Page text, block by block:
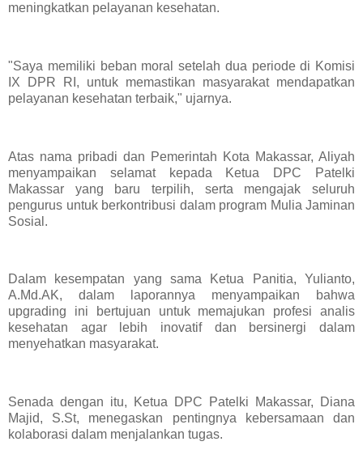
meningkatkan pelayanan kesehatan.
"Saya memiliki beban moral setelah dua periode di Komisi
IX DPR RI, untuk memastikan masyarakat mendapatkan
pelayanan kesehatan terbaik," ujarnya.
Atas nama pribadi dan Pemerintah Kota Makassar, Aliyah
menyampaikan selamat kepada Ketua DPC Patelki
Makassar yang baru terpilih, serta mengajak seluruh
pengurus untuk berkontribusi dalam program Mulia Jaminan
Sosial.
Dalam kesempatan yang sama Ketua Panitia, Yulianto,
A.Md.AK, dalam laporannya menyampaikan bahwa
upgrading ini bertujuan untuk memajukan profesi analis
kesehatan agar lebih inovatif dan bersinergi dalam
menyehatkan masyarakat.
Senada dengan itu, Ketua DPC Patelki Makassar, Diana
Majid, S.St, menegaskan pentingnya kebersamaan dan
kolaborasi dalam menjalankan tugas.